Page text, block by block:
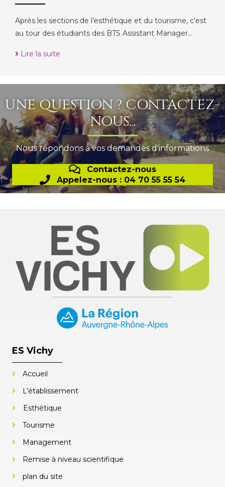
Après les sections de l’esthétique et du tourisme, c’est
au tour des étudiants des BTS Assistant Manager…
Lire la suite
UNE QUESTION ? CONTACTEZ-
NOUS...
Nous répondons à vos demandes d'informations
Contactez-nous
Appelez-nous : 04 70 55 55 54
ES Vichy
Accueil
L’établissement
Esthétique
Tourisme
Management
Remise à niveau scientifique
plan du site